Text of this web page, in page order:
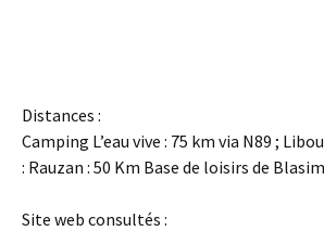
Distances :
Camping L’eau vive : 75 km via N89 ;
: Rauzan : 50 Km Base de loisirs de
Site web consultés :